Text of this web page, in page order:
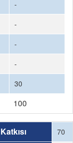
-
-
-
-
30
100
70